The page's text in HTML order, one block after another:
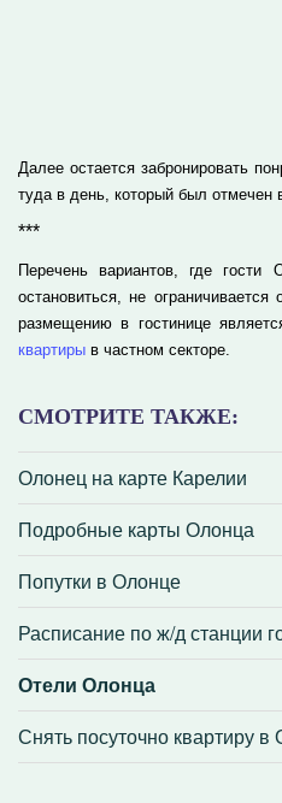
СМОТРИТЕ ТАКЖЕ:
Олонец на карте Карелии
Подробные карты Олонца
Попутки в Олонце
Расписание по ж/д станции
Отели Олонца
Снять посуточно квартиру в
Далее остается забронировать
туда в день, который был отмечен
***
Перечень вариантов, где
остановиться, не
размещению в гостинице
квартиры в частном секторе.